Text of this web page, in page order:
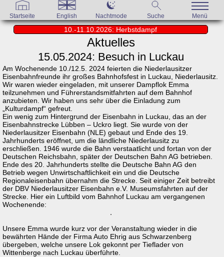
Startseite English Nachtmode Suche Menü
10.-11.10.2026: Herbstdampf
Aktuelles
15.05.2024: Besuch in Luckau
Am Wochenende 10./12.5. 2024 feierten die Niederlausitzer
Eisenbahnfreunde ihr großes Bahnhofsfest in Luckau, Niederlausitz.
Wir waren wieder eingeladen, mit unserer Dampflok Emma
teilzunehmen und Führerstandsmitfahrten auf dem Bahnhof
anzubieten. Wir haben uns sehr über die Einladung zum
„Kulturdampf“ gefreut.
Ein wenig zum Hintergrund der Eisenbahn in Luckau, das an der
Eisenbahnstrecke Lübben – Uckro liegt. Sie wurde von der
Niederlausitzer Eisenbahn (NLE) gebaut und Ende des 19.
Jahrhunderts eröffnet, um die ländliche Niederlausitz zu
erschließen. 1946 wurde die Bahn verstaatlicht und fortan von der
Deutschen Reichsbahn, später der Deutschen Bahn AG betrieben.
Ende des 20. Jahrhunderts stellte die Deutsche Bahn AG den
Betrieb wegen Unwirtschaftlichkeit ein und die Deutsche
Regionaleisenbahn übernahm die Strecke. Seit einiger Zeit betreibt
der DBV Niederlausitzer Eisenbahn e.V. Museumsfahrten auf der
Strecke. Hier ein Luftbild vom Bahnhof Luckau am vergangenen
Wochenende:
Unsere Emma wurde kurz vor der Veranstaltung wieder in die
bewährten Hände der Firma Auto Ehrig aus Schwarzenberg
übergeben, welche unsere Lok gekonnt per Tieflader von
Wittenberge nach Luckau überführte.